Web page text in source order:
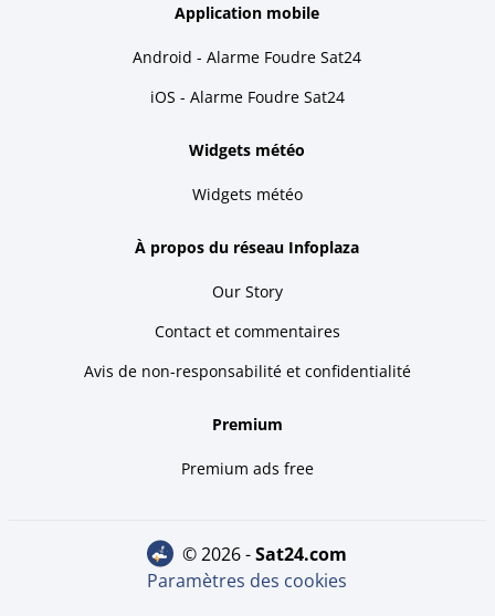
Application mobile
Android - Alarme Foudre Sat24
iOS - Alarme Foudre Sat24
Widgets météo
Widgets météo
À propos du réseau Infoplaza
Our Story
Contact et commentaires
Avis de non-responsabilité et confidentialité
Premium
Premium ads free
© 2026 - sat24.com
Paramètres des cookies